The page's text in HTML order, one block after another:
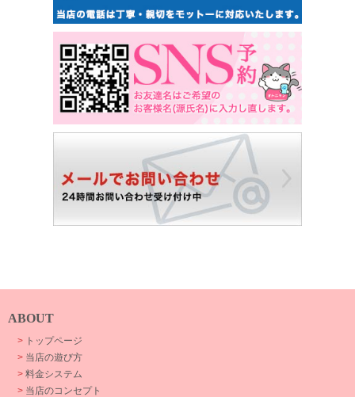
ABOUT
> トップページ
> 当店の遊び方
> 料金システム
> 当店のコンセプト